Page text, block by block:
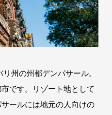
州の州都デンパサール。
です。リゾート地として
ールには地元の人向けの